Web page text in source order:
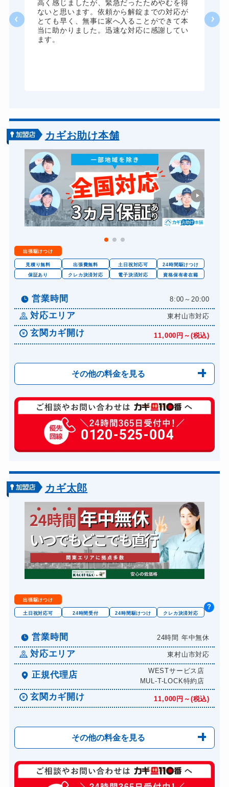
高く感じましたが、緊急だったためやむを得
ないと思います。依頼から解錠までの対応が
とても早く、無事に家へ入ることができて本
当に助かりました。迅速な対応に感謝してい
ます。
カギお助け本舗
出張駆けつけ
見積り無料 出張費無料 土日祝対応可
24時間駆けつけ
保証あり
クレカ決済対応 電子決済対応 資格保有者在籍
営業時間 8:00～20:00
対応エリア 東村山市対応
玄関カギ開け 11,000円～(税込)
その他の料金を見る
玄関カギ修理 6,600円～(税込)
玄関カギ作成 14,300円～(税込)
玄関カギ交換 14,300円～(税込)
バイクカギ開け
バイクカギ作成 16,500円～(税込)
スーツケースカギ開け 8,800円～(税込)
金庫カギ開け 14,300円～(税込)
金庫カギ交換 11,000円～(税込)
ロッカーカギ開け
ドアノブカギ開け
ドアノブカギ作成 8,800円～(税込)
0120-525-004
カギ太郎
出張駆けつけ
土日祝対応可 24時間受付 24時間駆けつけ クレカ決済対応
営業時間 24時間 年中無休
対応エリア 東村山市対応
正規代理店
WESTサービス店
MUL-T-LOCK特約店
?
玄関カギ開け 11,000円～(税込)
その他の料金を見る
玄関カギ修理 6,600円～(税込)